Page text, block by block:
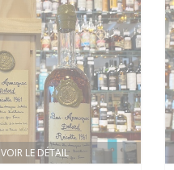
VOIR LE DÉTAIL